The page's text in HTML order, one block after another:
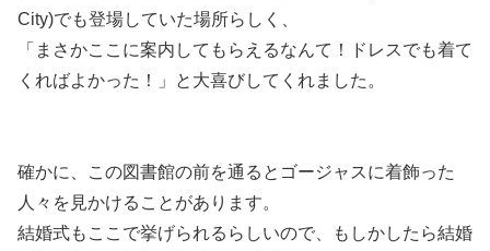
City)でも登場していた場所らしく、
「まさかここに案内してもらえるなんて！ドレスでも着て
くればよかった！」と大喜びしてくれました。
確かに、この図書館の前を通るとゴージャスに着飾った
人々を見かけることがあります。
結婚式もここで挙げられるらしいので、もしかしたら結婚